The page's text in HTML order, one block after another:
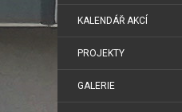
KALENDÁŘ AKCÍ
PROJEKTY
GALERIE